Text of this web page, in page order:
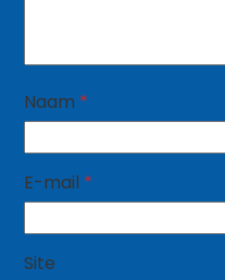
Naam *
E-mail *
Site